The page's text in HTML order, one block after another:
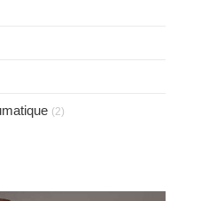
(2)